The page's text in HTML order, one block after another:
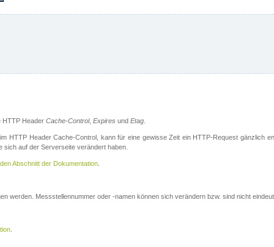
HTTP Header Cache-Control, Expires und Etag.
HTTP Header Cache-Control, kann für eine gewisse Zeit ein HTTP-Request gänzlich
sich auf der Serverseite verändert haben.
Abschnitt der Dokumentation.
werden. Messstellennummer oder -namen können sich verändern bzw. sind nicht
.